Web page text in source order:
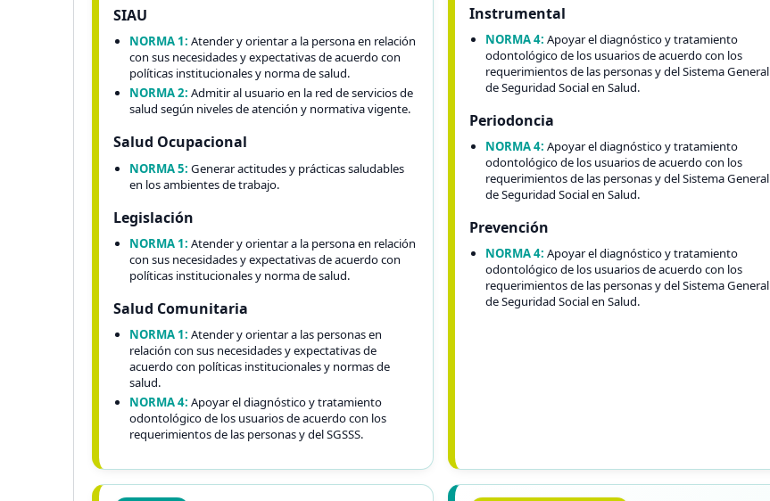
SIAU
NORMA 1: Atender y orientar a la persona en relación
con sus necesidades y expectativas de acuerdo con
políticas institucionales y norma de salud.
NORMA 2: Admitir al usuario en la red de servicios de
salud según niveles de atención y normativa vigente.
Salud Ocupacional
NORMA 5: Generar actitudes y prácticas saludables
en los ambientes de trabajo.
Legislación
NORMA 1: Atender y orientar a la persona en relación
con sus necesidades y expectativas de acuerdo con
políticas institucionales y norma de salud.
Salud Comunitaria
NORMA 1: Atender y orientar a las personas en
relación con sus necesidades y expectativas de
acuerdo con políticas institucionales y normas de
salud.
NORMA 4: Apoyar el diagnóstico y tratamiento
odontológico de los usuarios de acuerdo con los
requerimientos de las personas y del SGSSS.
Instrumental
NORMA 4: Apoyar el diagnóstico y tratamiento
odontológico de los usuarios de acuerdo con los
requerimientos de las personas y del Sistema General
de Seguridad Social en Salud.
Periodoncia
NORMA 4: Apoyar el diagnóstico y tratamiento
odontológico de los usuarios de acuerdo con los
requerimientos de las personas y del Sistema General
de Seguridad Social en Salud.
Prevención
NORMA 4: Apoyar el diagnóstico y tratamiento
odontológico de los usuarios de acuerdo con los
requerimientos de las personas y del Sistema General
de Seguridad Social en Salud.